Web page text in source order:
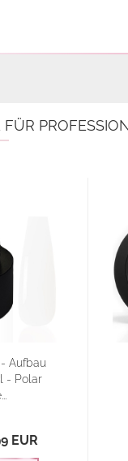
Aufbau
- Polar
EUR